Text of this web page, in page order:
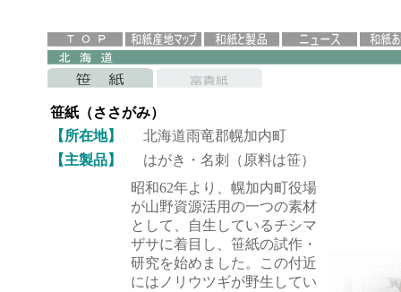
笹紙（ささがみ）
【所在地】
北海道雨竜郡幌加内町
【主製品】
はがき・名刺（原料は笹）
昭和62年より、幌加内町役場
が山野資源活用の一つの素材
として、自生しているチシマ
ザサに着目し、笹紙の試作・
研究を始めました。この付近
にはノリウツギが野生してい